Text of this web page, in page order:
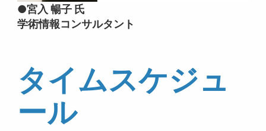
●宮入 暢子 氏
学術情報コンサルタント
タイムスケジュ
ール